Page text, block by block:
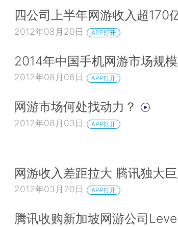
四公司上半年网游收入超170
2012年08月20日 APP打开
2014年中国手机网游市场规
2012年08月06日 APP打开
网游市场何处找动力？
2012年08月03日 APP打开
网游收入差距拉大 腾讯独大
2012年03月20日 APP打开
腾讯收购新加坡网游公司